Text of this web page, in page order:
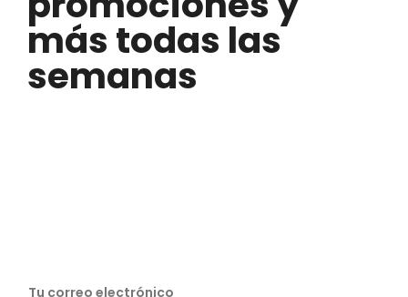
más todas las
semanas